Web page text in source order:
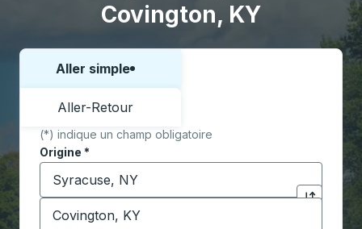
Covington, KY
Choisissez un sens ou un aller-retour:
Aller simple
Aller-Retour
(*) indique un champ obligatoire
Origine *
Commencez à saisir la ville d'origine pour ouvrir
Cliquez
Destination *
Commencez à saisir la ville de destination pour